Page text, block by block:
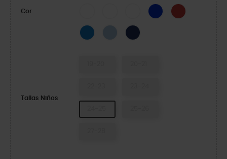
Cor White/Green IvyWhite/Pink Crush
Azul CerúleoPimenta/Grafite
Blue Bolt/Turbo Teal
Blue Frost/Guava
Marinha/Rede
Tallas Niños